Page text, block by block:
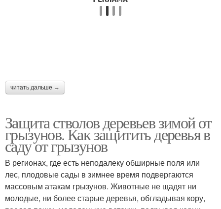
читать дальше →
Защита стволов деревьев зимой от
грызунов. Как защитить деревья в
саду от грызунов
В регионах, где есть неподалеку обширные поля или
лес, плодовые сады в зимнее время подвергаются
массовым атакам грызунов. Животные не щадят ни
молодые, ни более старые деревья, обгладывая кору,